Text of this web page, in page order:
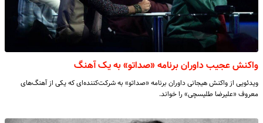
واکنش عجیب داوران برنامه «صداتو» به یک آهنگ
ویدئویی از واکنش هیجانی داوران برنامه «صداتو» به شرکت‌کننده‌ای که یکی از آهنگ‌های
معروف «علیرضا طلیسچی» را خواند.